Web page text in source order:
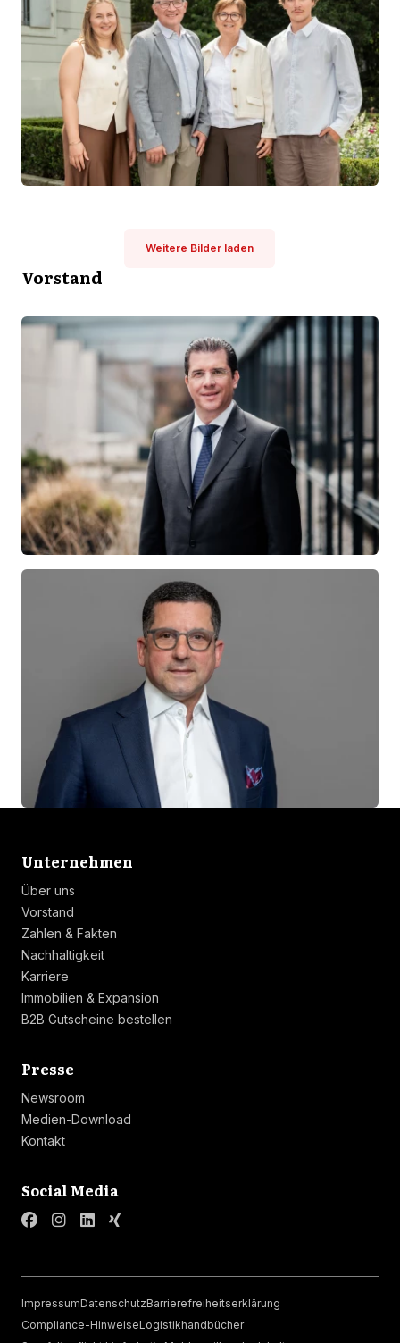
Weitere Bilder laden
Vorstand
Unternehmen
Über uns
Vorstand
Zahlen & Fakten
Nachhaltigkeit
Karriere
Immobilien & Expansion
B2B Gutscheine bestellen
Presse
Newsroom
Medien-Download
Kontakt
Social Media
ImpressumDatenschutzBarrierefreiheitserklärung
Compliance-HinweiseLogistikhandbücher